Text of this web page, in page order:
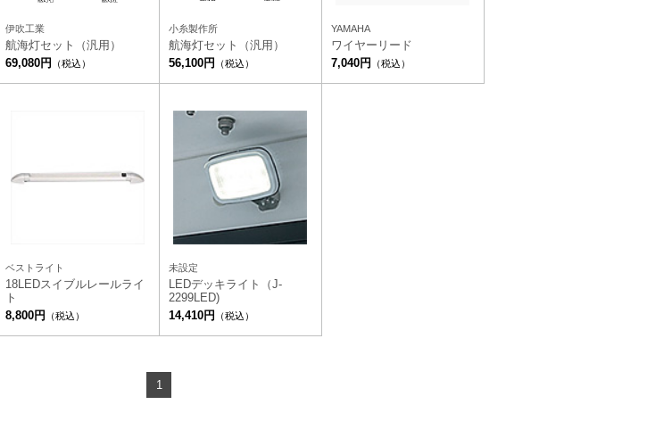
伊吹工業
航海灯セット（汎用）
69,080円
（税込）
小糸製作所
航海灯セット（汎用）
56,100円
（税込）
YAMAHA
ワイヤーリード
7,040円
（税込）
ベストライト
18LEDスイブルレールライ
ト
8,800円
（税込）
未設定
LEDデッキライト（J-
2299LED)
14,410円
（税込）
1